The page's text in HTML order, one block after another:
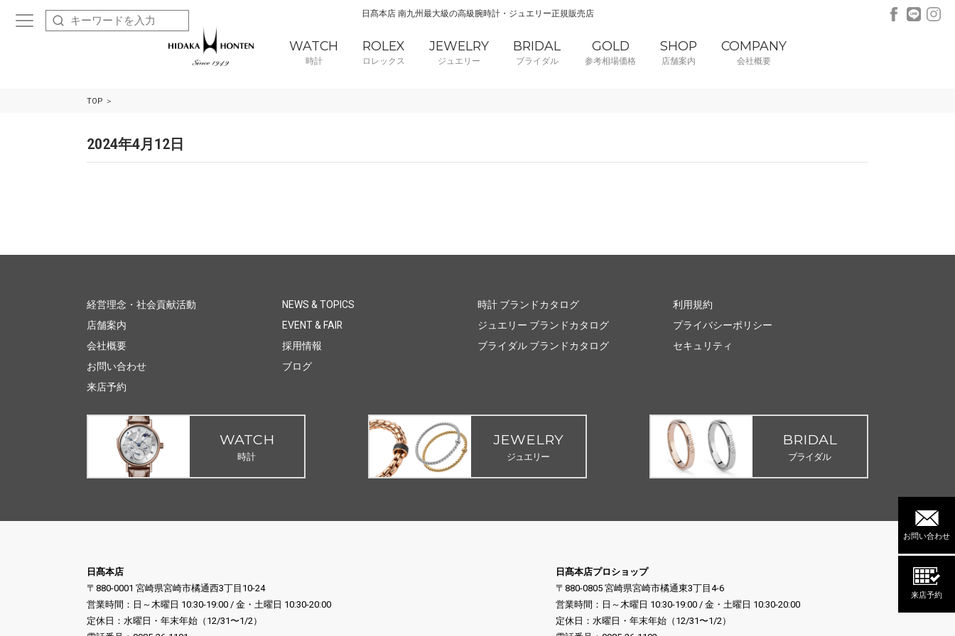
日髙本店 南九州最大級の高級腕時計・ジュエリー正規販売店
WATCH
時計
ROLEX
ロレックス
JEWELRY
ジュエリー
BRIDAL
ブライダル
GOLD
参考相場価格
SHOP
店舗案内
COMPANY
会社概要
お問い合わせ
来店予約
TOP
2024年4月12日
経営理念・社会貢献活動
店舗案内
会社概要
お問い合わせ
来店予約
NEWS & TOPICS
EVENT & FAIR
採用情報
ブログ
時計 ブランドカタログ
ジュエリー ブランドカタログ
ブライダル ブランドカタログ
利用規約
プライバシーポリシー
セキュリティ
WATCH
時計
JEWELRY
ジュエリー
BRIDAL
ブライダル
日髙本店
〒880-0001 宮崎県宮崎市橘通西3丁目10-24
営業時間：日～木曜日 10:30-19:00 / 金・土曜日 10:30-20:00
定休日：水曜日・年末年始（12/31〜1/2）
日髙本店プロショップ
〒880-0805 宮崎県宮崎市橘通東3丁目4-6
営業時間：日～木曜日 10:30-19:00 / 金・土曜日 10:30-20:00
定休日：水曜日・年末年始（12/31〜1/2）